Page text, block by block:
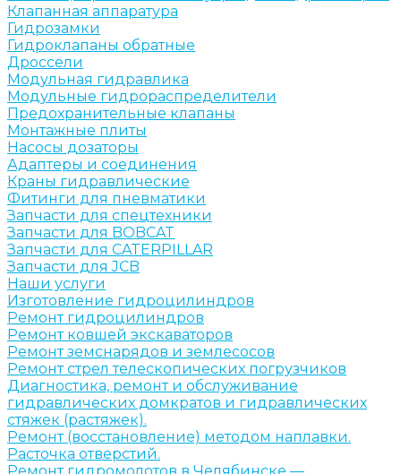
Клапанная аппаратура
Гидрозамки
Гидроклапаны обратные
Дроссели
Модульная гидравлика
Модульные гидрораспределители
Предохранительные клапаны
Монтажные плиты
Насосы дозаторы
Адаптеры и соединения
Краны гидравлические
Фитинги для пневматики
Запчасти для спецтехники
Запчасти для BOBCAT
Запчасти для CATERPILLAR
Запчасти для JCB
Наши услуги
Изготовление гидроцилиндров
Ремонт гидроцилиндров
Ремонт ковшей экскаваторов
Ремонт земснарядов и землесосов
Ремонт стрел телескопических погрузчиков
Диагностика, ремонт и обслуживание
гидравлических домкратов и гидравлических
стяжек (растяжек).
Ремонт (восстановление) методом наплавки.
Расточка отверстий.